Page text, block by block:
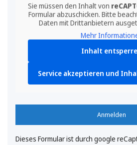
Sie müssen den Inhalt von
Formular abzuschicken. Bitte
Daten mit Drittanbietern
Mehr
Inhalt
Service akzeptieren und
Anmelden
Dieses Formular ist durch google